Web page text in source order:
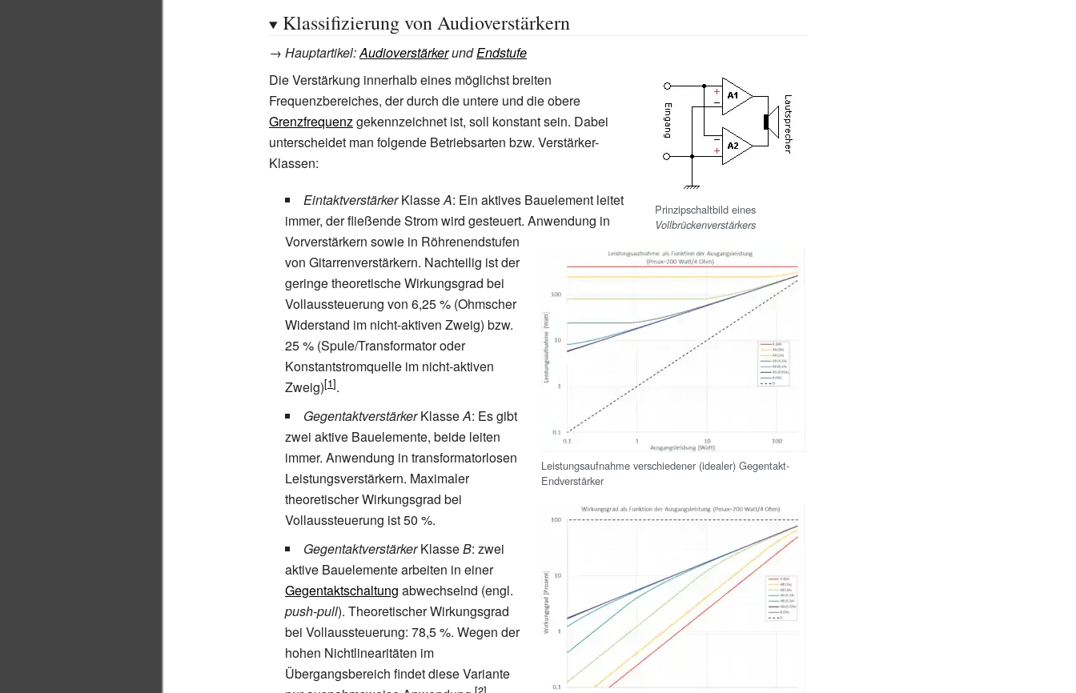
Klassifizierung von Audioverstärkern
→ Hauptartikel:AudioverstärkerundEndstufe
Prinzipschaltbild eines
Vollbrückenverstärkers
Die Verstärkung innerhalb eines möglichst breiten
Frequenzbereiches, der durch die untere und die obere
Grenzfrequenzgekennzeichnet ist, soll konstant sein. Dabei
unterscheidet man folgende Betriebsarten bzw. Verstärker-
Klassen:
Leistungsaufnahme verschiedener (idealer) Gegentakt-
Endverstärker
EintaktverstärkerKlasseA: Ein aktives Bauelement leitet
immer, der fließende Strom wird gesteuert. Anwendung in
Vorverstärkern sowie in Röhrenendstufen
von Gitarrenverstärkern. Nachteilig ist der
geringe theoretische Wirkungsgrad bei
Vollaussteuerung von 6,25% (Ohmscher
Widerstand im nicht-aktiven Zweig) bzw.
25% (Spule/Transformator oder
Konstantstromquelle im nicht-aktiven
Zweig)
.
GegentaktverstärkerKlasseA: Es gibt
zwei aktive Bauelemente, beide leiten
immer. Anwendung in transformatorlosen
Leistungsverstärkern. Maximaler
theoretischer Wirkungsgrad bei
Vollaussteuerung ist 50 %.
GegentaktverstärkerKlasseB: zwei
aktive Bauelemente arbeiten in einer
Gegentaktschaltung abwechselnd (engl.
push-pull). Theoretischer Wirkungsgrad
bei Vollaussteuerung: 78,5%. Wegen der
hohen Nichtlinearitäten im
Übergangsbereich findet diese Variante